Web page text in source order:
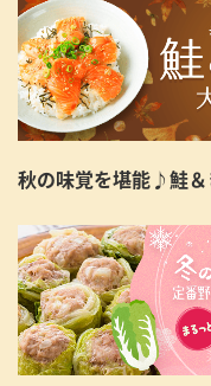
秋の味覚を堪能♪鮭